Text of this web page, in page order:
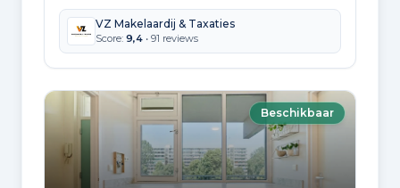
VZ Makelaardij & Taxaties
Score: 9,4 • 91 reviews
Beschikbaar